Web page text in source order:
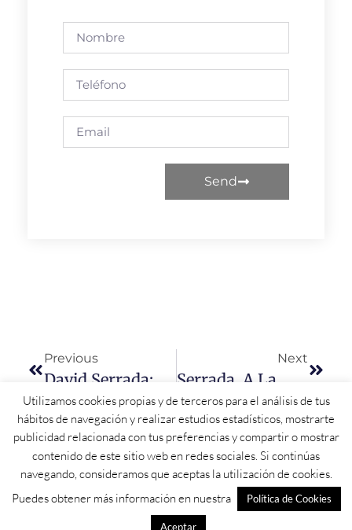
Send
Previous Next
Utilizamos cookies propias y de terceros para el análisis de tus
hábitos de navegación y realizar estudios estadísticos, mostrarte
publicidad relacionada con tus preferencias y compartir o mostrar
contenido de este sitio web en redes sociales. Si continúas
navegando, consideramos que aceptas la utilización de cookies.
Puedes obtener más información en nuestra
Política de Cookies
Aceptar